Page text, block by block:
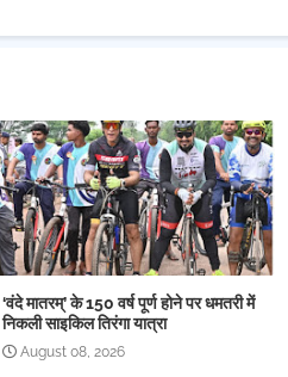
‘वंदे मातरम्’ के 150 वर्ष पूर्ण होने पर धमतरी में
निकली साइकिल तिरंगा यात्रा
August 08, 2026